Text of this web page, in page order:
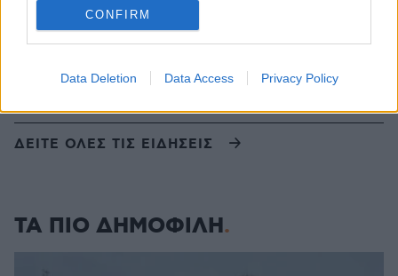
CONFIRM
Data Deletion Data Access Privacy Policy
Rihanna: Χορεύει αισθησιακά στον A$AP Rocky κατά τη
διάρκεια κρουαζιέρας στα Μπαρμπέιντος
Βάζουμε το ψωμί του τοστ στο ψυγείο; Τι ισχύει
ΔΕΙΤΕ ΟΛΕΣ ΤΙΣ ΕΙΔΗΣΕΙΣ
ΤΑ ΠΙΟ ΔΗΜΟΦΙΛΗ